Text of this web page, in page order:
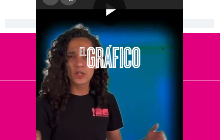
[Publicidad]
El Universal
Vive USA